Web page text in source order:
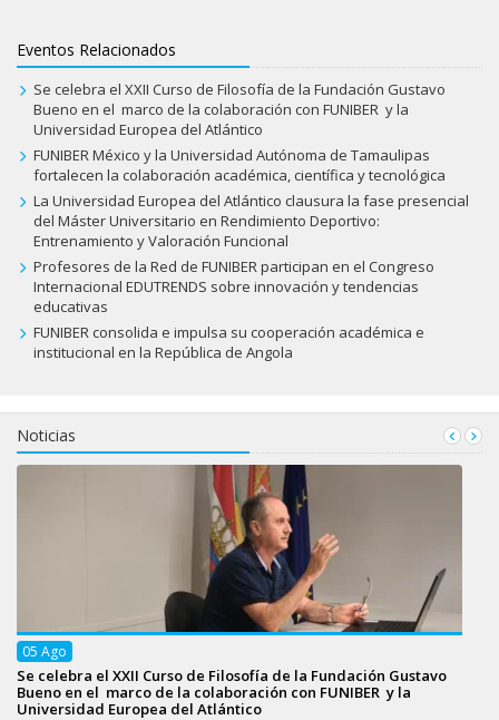
Eventos Relacionados
Se celebra el XXII Curso de Filosofía de la Fundación Gustavo
Bueno en el marco de la colaboración con FUNIBER y la
Universidad Europea del Atlántico
FUNIBER México y la Universidad Autónoma de Tamaulipas
fortalecen la colaboración académica, científica y tecnológica
La Universidad Europea del Atlántico clausura la fase presencial
del Máster Universitario en Rendimiento Deportivo:
Entrenamiento y Valoración Funcional
Profesores de la Red de FUNIBER participan en el Congreso
Internacional EDUTRENDS sobre innovación y tendencias
educativas
FUNIBER consolida e impulsa su cooperación académica e
institucional en la República de Angola
Noticias
05 Ago
Se celebra el XXII Curso de Filosofía de la Fundación Gustavo
Bueno en el marco de la colaboración con FUNIBER y la
Universidad Europea del Atlántico